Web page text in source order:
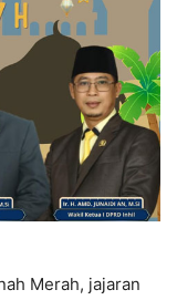
Merah, jajaran